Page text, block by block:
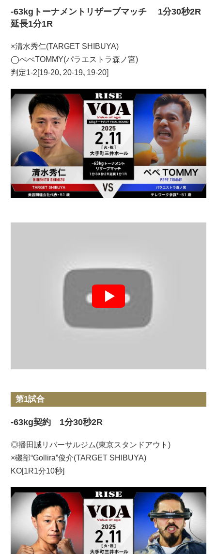
-63kgトーナメントリザーブマッチ 1分30秒2R
延長1分1R
×清水秀仁(TARGET SHIBUYA)
◯ぺぺTOMMY(パラエストラ森ノ宮)
判定1-2[19-20､20-19､19-20]
第1試合
-63kg契約 1分30秒2R
◎播田誠リバーサルジム(東京スタンドアウト)
×磯部“Gollira”俊介(TARGET SHIBUYA)
KO[1R1分10秒]